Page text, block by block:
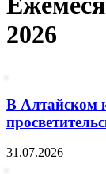
2026
В Алтайском
31.07.2026